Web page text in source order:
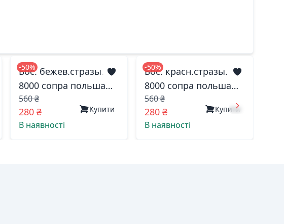
-50%
Бос. бежев.стразы.
8000 сопра польша
36(р)
560 ₴
280 ₴ Купити
В наявності
-50%
Бос. красн.стразы.
8000 сопра польша
38(р)
560 ₴
280 ₴ Купити
В наявності